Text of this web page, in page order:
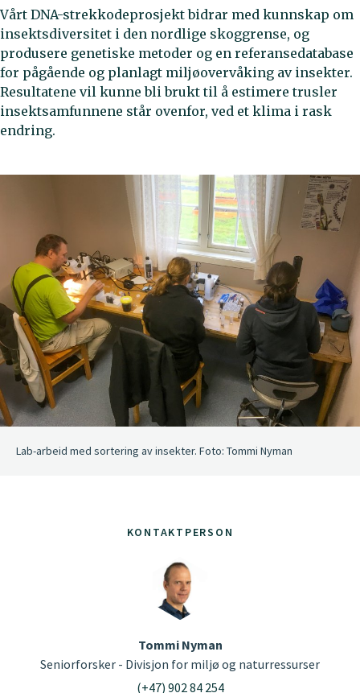
KONTAKTPERSON
Tommi Nyman
Seniorforsker - Divisjon for miljø og naturressurser
(+47) 902 84 254
Vårt DNA-strekkodeprosjekt bidrar med kunnskap om
insektsdiversitet i den nordlige skoggrense, og
produsere genetiske metoder og en referansedatabase
for pågående og planlagt miljøovervåking av insekter.
Resultatene vil kunne bli brukt til å estimere trusler
insektsamfunnene står ovenfor, ved et klima i rask
endring.
Lab-arbeid med sortering av insekter. Foto: Tommi Nyman